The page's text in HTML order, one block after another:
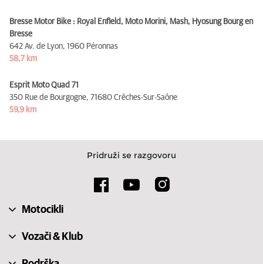
Bresse Motor Bike : Royal Enfield, Moto Morini, Mash, Hyosung Bourg en
Bresse
642 Av. de Lyon, 1960 Péronnas
58,7 km
Esprit Moto Quad 71
350 Rue de Bourgogne, 71680 Crêches-Sur-Saône
59,9 km
Pridruži se razgovoru
Motocikli
Vozači & Klub